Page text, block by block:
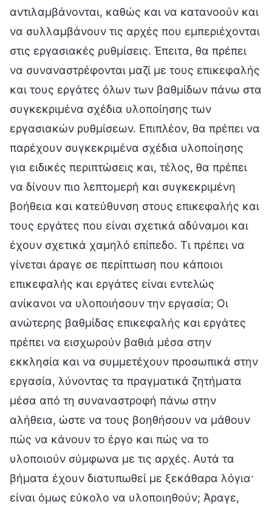
αντιλαμβάνονται, καθώς και να κατανοούν και
να συλλαμβάνουν τις αρχές που εμπεριέχονται
στις εργασιακές ρυθμίσεις. Έπειτα, θα πρέπει
να συναναστρέφονται μαζί με τους επικεφαλής
και τους εργάτες όλων των βαθμίδων πάνω στα
συγκεκριμένα σχέδια υλοποίησης των
εργασιακών ρυθμίσεων. Επιπλέον, θα πρέπει να
παρέχουν συγκεκριμένα σχέδια υλοποίησης
για ειδικές περιπτώσεις και, τέλος, θα πρέπει
να δίνουν πιο λεπτομερή και συγκεκριμένη
βοήθεια και κατεύθυνση στους επικεφαλής και
τους εργάτες που είναι σχετικά αδύναμοι και
έχουν σχετικά χαμηλό επίπεδο. Τι πρέπει να
γίνεται άραγε σε περίπτωση που κάποιοι
επικεφαλής και εργάτες είναι εντελώς
ανίκανοι να υλοποιήσουν την εργασία; Οι
ανώτερης βαθμίδας επικεφαλής και εργάτες
πρέπει να εισχωρούν βαθιά μέσα στην
εκκλησία και να συμμετέχουν προσωπικά στην
εργασία, λύνοντας τα πραγματικά ζητήματα
μέσα από τη συναναστροφή πάνω στην
αλήθεια, ώστε να τους βοηθήσουν να μάθουν
πώς να κάνουν το έργο και πώς να το
υλοποιούν σύμφωνα με τις αρχές. Αυτά τα
βήματα έχουν διατυπωθεί με ξεκάθαρα λόγια·
είναι όμως εύκολο να υλοποιηθούν; Άραγε,